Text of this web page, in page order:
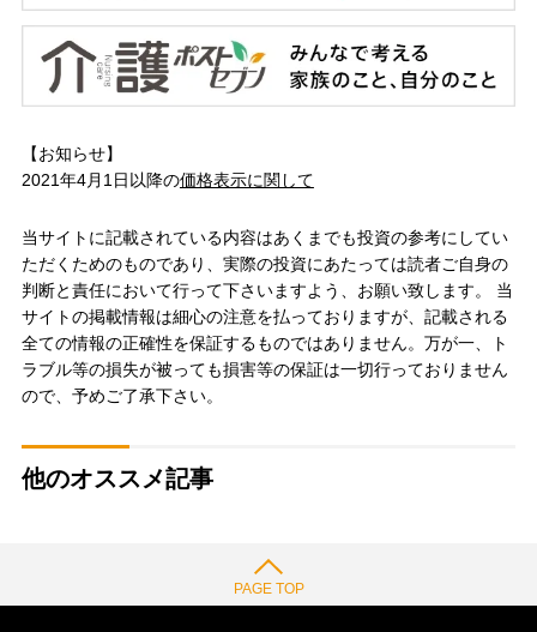
【お知らせ】
2021年4月1日以降の価格表示に関して
当サイトに記載されている内容はあくまでも投資の参考にしてい
ただくためのものであり、実際の投資にあたっては読者ご自身の
判断と責任において行って下さいますよう、お願い致します。 当
サイトの掲載情報は細心の注意を払っておりますが、記載される
全ての情報の正確性を保証するものではありません。万が一、ト
ラブル等の損失が被っても損害等の保証は一切行っておりません
ので、予めご了承下さい。
他のオススメ記事
PAGE TOP